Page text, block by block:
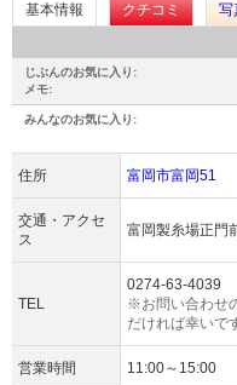
基本情報 クチコミ
写
じぶんのお気に入り:
メモ:
みんなのお気に入り:
住所 富岡市富岡51
交通・アクセ
ス
富岡製糸場正門
TEL
0274-63-4039
※お問い合わせ
だければ幸いで
営業時間 11:00～15:00